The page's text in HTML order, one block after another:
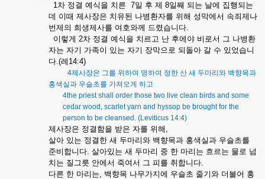
1차 정결 예식을 치른 7일 후 제 8일째 되는 날에 집행되는
데 이때 제사장은 치유된 나병환자를 위해 성막에서 속죄제나
번제의 희생제사를 여호와께 드렸습니다.
이렇게 2차 정결 예식을 치르고 난 후에야 비로서 그 나병환
자는 자기 가족이 있는 자기 장막으로 되돌아 갈 수 있었습니
다.(레 14:4)
4제사장은 그를 위하여 명하여 정한 산 새 두마리와 백향목과
홍색실과 우슬초를 가져오게 하고
4the priest shall order those two live clean birds and some
cedar wood, scarlet yarn and hyssop be brought for the
person to be cleansed. (Leviticus 14:4)
제사장은 정결함을 받은 자를 위해 ,
살아 있는 정결한 새 두마리와 백향목과 홍색실과 우슬초를
준비합니다. 살아있는 새 두마리 중 한 마리는 흐르는 물로 넘
치는 질그릇 안에서 죽여서 그 피를 취합니다.
다른 한 마리는, 백향목 나무가지에 우슬초 줄기와 더불어 홍